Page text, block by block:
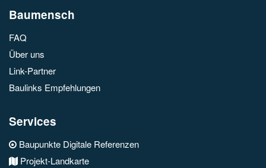
Baumensch
FAQ
Über uns
Link-Partner
Baulinks Empfehlungen
Services
Baupunkte Digitale Referenzen
Projekt-Landkarte